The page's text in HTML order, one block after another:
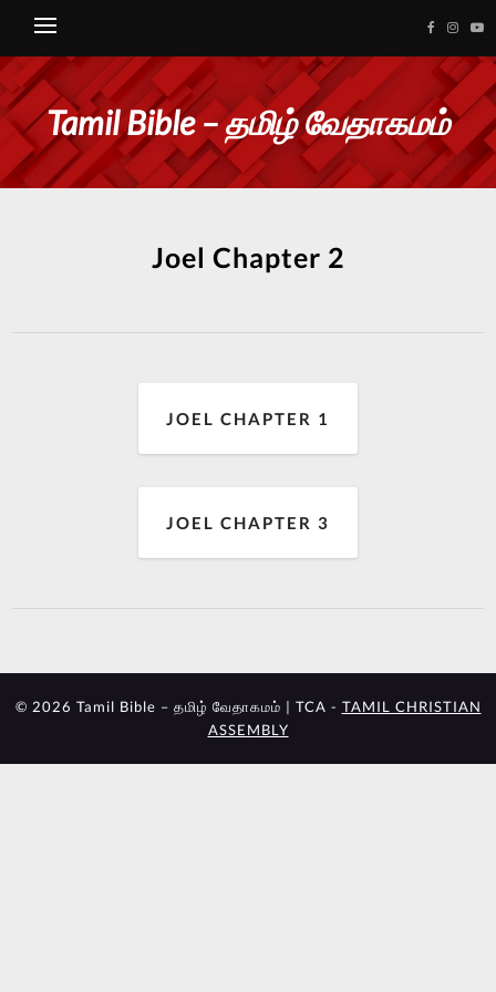
Tamil Bible – தமிழ் வேதாகமம்
Joel Chapter 2
JOEL CHAPTER 1
JOEL CHAPTER 3
© 2026 Tamil Bible – தமிழ் வேதாகமம் | TCA - TAMIL CHRISTIAN
ASSEMBLY